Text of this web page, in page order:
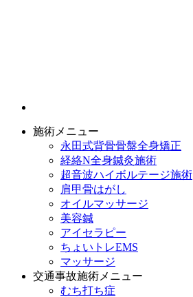
施術メニュー
永田式背骨骨盤全身矯正
経絡N全身鍼灸施術
超音波ハイボルテージ施術
肩甲骨はがし
オイルマッサージ
美容鍼
アイセラピー
ちょいトレEMS
マッサージ
交通事故施術メニュー
むち打ち症